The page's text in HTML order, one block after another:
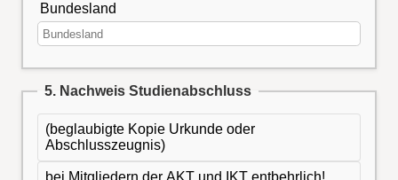
Bundesland
5. Nachweis Studienabschluss
(beglaubigte Kopie Urkunde oder
Abschlusszeugnis)
bei Mitgliedern der AKT und IKT entbehrlich!